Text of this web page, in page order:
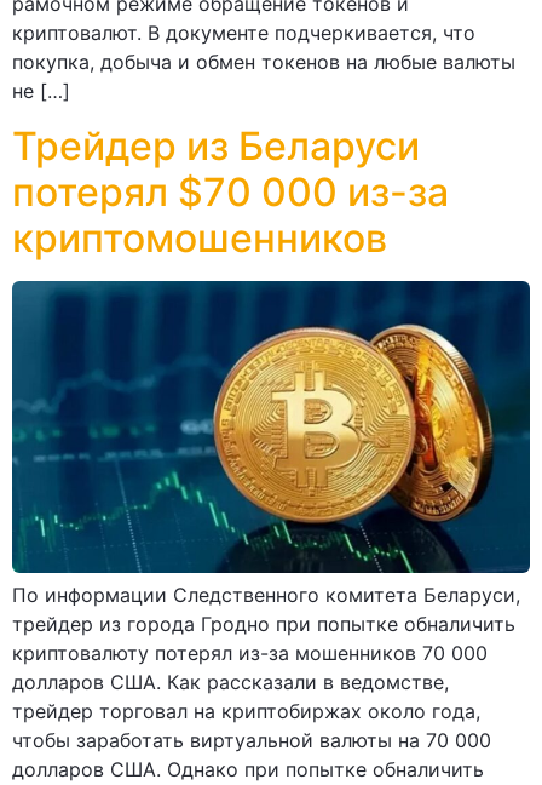
криптовалют. В документе подчеркивается, что
покупка, добыча и обмен токенов на любые валюты
не […]
Трейдер из Беларуси
потерял $70 000 из-за
криптомошенников
По информации Следственного комитета Беларуси,
трейдер из города Гродно при попытке обналичить
криптовалюту потерял из-за мошенников 70 000
долларов США. Как рассказали в ведомстве,
трейдер торговал на криптобиржах около года,
чтобы заработать виртуальной валюты на 70 000
долларов США. Однако при попытке обналичить